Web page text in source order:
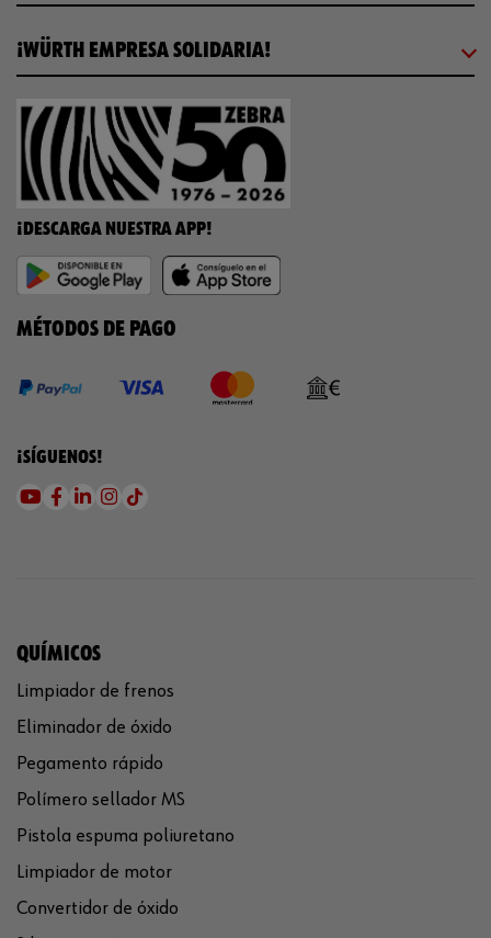
¡WÜRTH EMPRESA SOLIDARIA!
¡DESCARGA NUESTRA APP!
MÉTODOS DE PAGO
¡SÍGUENOS!
QUÍMICOS
Limpiador de frenos
Eliminador de óxido
Pegamento rápido
Polímero sellador MS
Pistola espuma poliuretano
Limpiador de motor
Convertidor de óxido